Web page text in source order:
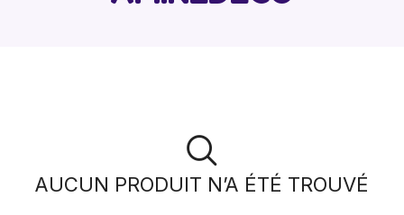
AUCUN PRODUIT N’A ÉTÉ TROUVÉ